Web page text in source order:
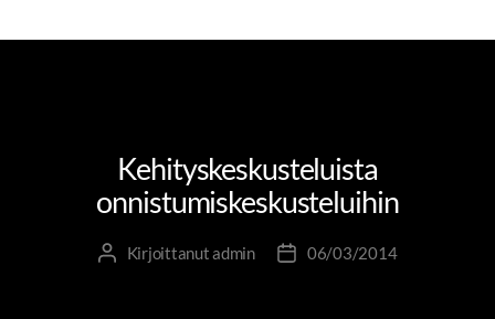
Kehityskeskusteluista
onnistumiskeskusteluihin
Kirjoittanutadmin 06/03/2014